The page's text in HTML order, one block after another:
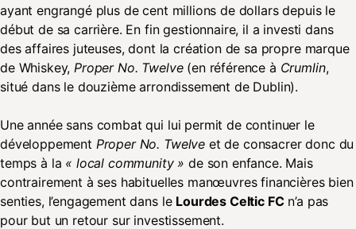
ayant engrangé plus de cent millions de dollars depuis le
début de sa carrière. En fin gestionnaire, il a investi dans
des affaires juteuses, dont la création de sa propre marque
de Whiskey, Proper No. Twelve(en référence à Crumlin,
situé dans le douzième arrondissement de Dublin).
Une année sans combat qui lui permit de continuer le
développement Proper No. Twelve et de consacrer donc du
temps à la « local community » de son enfance. Mais
contrairement à ses habituelles manœuvres financières bien
senties, l’engagement dans le Lourdes Celtic FCn’a pas
pour but un retour sur investissement.